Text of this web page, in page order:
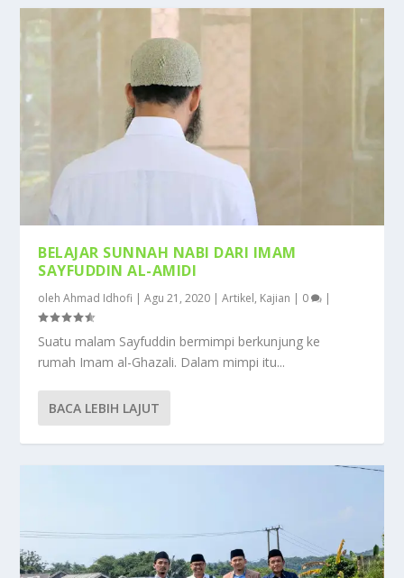
BELAJAR SUNNAH NABI DARI IMAM
SAYFUDDIN AL-AMIDI
olehAhmad Idhofi |Agu 21, 2020 |Artikel, Kajian | 0 |
Suatu malam Sayfuddin bermimpi berkunjung ke
rumah Imam al-Ghazali. Dalam mimpi itu...
BACA LEBIH LAJUT